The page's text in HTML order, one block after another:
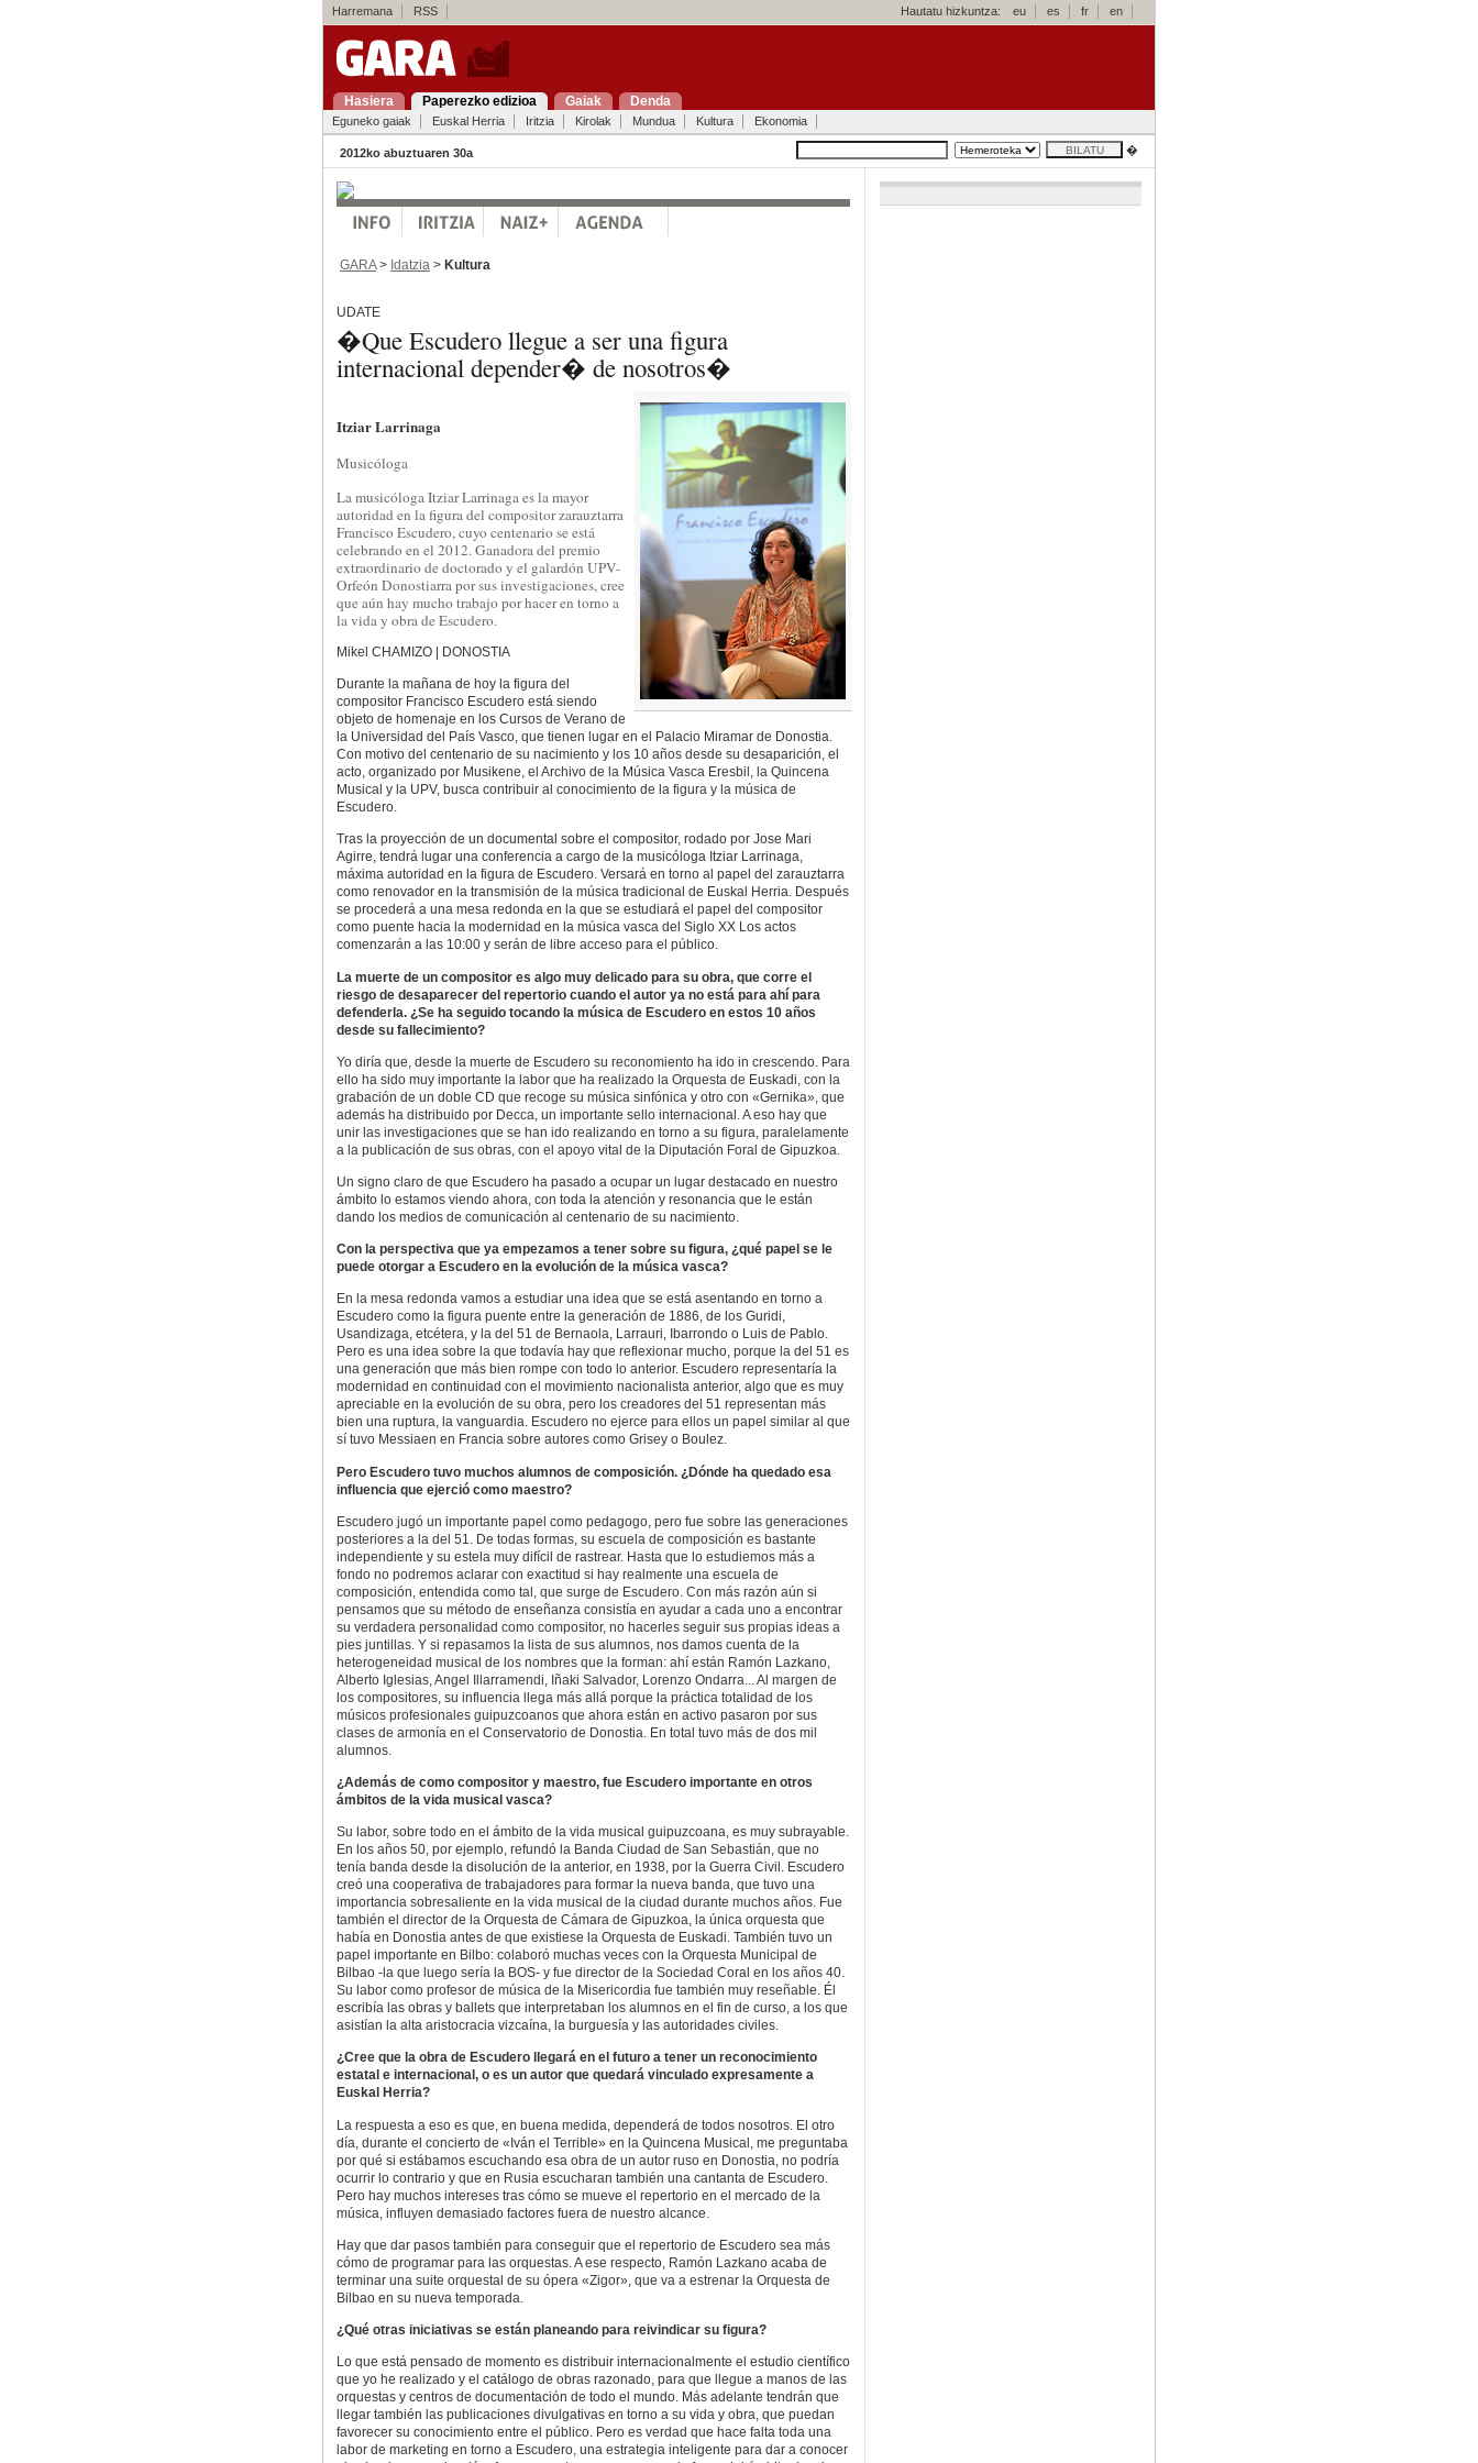
Harremana RSS Hautatu hizkuntza: eu es fr en
Hasiera Paperezko edizioa Gaiak Denda
Eguneko gaiak Euskal Herria Iritzia Kirolak Mundua Kultura Ekonomia
2012ko abuztuaren 30a �
GARA> Idatzia > Kultura
UDATE
�Que Escudero llegue a ser una figura
internacional depender� de nosotros�
Itziar Larrinaga
Musicóloga
La musicóloga Itziar Larrinaga es la mayor
autoridad en la figura del compositor zarauztarra
Francisco Escudero, cuyo centenario se está
celebrando en el 2012. Ganadora del premio
extraordinario de doctorado y el galardón UPV-
Orfeón Donostiarra por sus investigaciones, cree
que aún hay mucho trabajo por hacer en torno a
la vida y obra de Escudero.
Mikel CHAMIZO | DONOSTIA
Durante la mañana de hoy la figura del
compositor Francisco Escudero está siendo
objeto de homenaje en los Cursos de Verano de
la Universidad del País Vasco, que tienen lugar en el Palacio Miramar de Donostia.
Con motivo del centenario de su nacimiento y los 10 años desde su desaparición, el
acto, organizado por Musikene, el Archivo de la Música Vasca Eresbil, la Quincena
Musical y la UPV, busca contribuir al conocimiento de la figura y la música de
Escudero.
Tras la proyección de un documental sobre el compositor, rodado por Jose Mari
Agirre, tendrá lugar una conferencia a cargo de la musicóloga Itziar Larrinaga,
máxima autoridad en la figura de Escudero. Versará en torno al papel del zarauztarra
como renovador en la transmisión de la música tradicional de Euskal Herria. Después
se procederá a una mesa redonda en la que se estudiará el papel del compositor
como puente hacia la modernidad en la música vasca del Siglo XX Los actos
comenzarán a las 10:00 y serán de libre acceso para el público.
La muerte de un compositor es algo muy delicado para su obra, que corre el
riesgo de desaparecer del repertorio cuando el autor ya no está para ahí para
defenderla. ¿Se ha seguido tocando la música de Escudero en estos 10 años
desde su fallecimiento?
Yo diría que, desde la muerte de Escudero su reconomiento ha ido in crescendo. Para
ello ha sido muy importante la labor que ha realizado la Orquesta de Euskadi, con la
grabación de un doble CD que recoge su música sinfónica y otro con «Gernika», que
además ha distribuido por Decca, un importante sello internacional. A eso hay que
unir las investigaciones que se han ido realizando en torno a su figura, paralelamente
a la publicación de sus obras, con el apoyo vital de la Diputación Foral de Gipuzkoa.
Un signo claro de que Escudero ha pasado a ocupar un lugar destacado en nuestro
ámbito lo estamos viendo ahora, con toda la atención y resonancia que le están
dando los medios de comunicación al centenario de su nacimiento.
Con la perspectiva que ya empezamos a tener sobre su figura, ¿qué papel se le
puede otorgar a Escudero en la evolución de la música vasca?
En la mesa redonda vamos a estudiar una idea que se está asentando en torno a
Escudero como la figura puente entre la generación de 1886, de los Guridi,
Usandizaga, etcétera, y la del 51 de Bernaola, Larrauri, Ibarrondo o Luis de Pablo.
Pero es una idea sobre la que todavía hay que reflexionar mucho, porque la del 51 es
una generación que más bien rompe con todo lo anterior. Escudero representaría la
modernidad en continuidad con el movimiento nacionalista anterior, algo que es muy
apreciable en la evolución de su obra, pero los creadores del 51 representan más
bien una ruptura, la vanguardia. Escudero no ejerce para ellos un papel similar al que
sí tuvo Messiaen en Francia sobre autores como Grisey o Boulez.
Pero Escudero tuvo muchos alumnos de composición. ¿Dónde ha quedado esa
influencia que ejerció como maestro?
Escudero jugó un importante papel como pedagogo, pero fue sobre las generaciones
posteriores a la del 51. De todas formas, su escuela de composición es bastante
independiente y su estela muy difícil de rastrear. Hasta que lo estudiemos más a
fondo no podremos aclarar con exactitud si hay realmente una escuela de
composición, entendida como tal, que surge de Escudero. Con más razón aún si
pensamos que su método de enseñanza consistía en ayudar a cada uno a encontrar
su verdadera personalidad como compositor, no hacerles seguir sus propias ideas a
pies juntillas. Y si repasamos la lista de sus alumnos, nos damos cuenta de la
heterogeneidad musical de los nombres que la forman: ahí están Ramón Lazkano,
Alberto Iglesias, Angel Illarramendi, Iñaki Salvador, Lorenzo Ondarra... Al margen de
los compositores, su influencia llega más allá porque la práctica totalidad de los
músicos profesionales guipuzcoanos que ahora están en activo pasaron por sus
clases de armonía en el Conservatorio de Donostia. En total tuvo más de dos mil
alumnos.
¿Además de como compositor y maestro, fue Escudero importante en otros
ámbitos de la vida musical vasca?
Su labor, sobre todo en el ámbito de la vida musical guipuzcoana, es muy subrayable.
En los años 50, por ejemplo, refundó la Banda Ciudad de San Sebastián, que no
tenía banda desde la disolución de la anterior, en 1938, por la Guerra Civil. Escudero
creó una cooperativa de trabajadores para formar la nueva banda, que tuvo una
importancia sobresaliente en la vida musical de la ciudad durante muchos años. Fue
también el director de la Orquesta de Cámara de Gipuzkoa, la única orquesta que
había en Donostia antes de que existiese la Orquesta de Euskadi. También tuvo un
papel importante en Bilbo: colaboró muchas veces con la Orquesta Municipal de
Bilbao -la que luego sería la BOS- y fue director de la Sociedad Coral en los años 40.
Su labor como profesor de música de la Misericordia fue también muy reseñable. Él
escribía las obras y ballets que interpretaban los alumnos en el fin de curso, a los que
asistían la alta aristocracia vizcaína, la burguesía y las autoridades civiles.
¿Cree que la obra de Escudero llegará en el futuro a tener un reconocimiento
estatal e internacional, o es un autor que quedará vinculado expresamente a
Euskal Herria?
La respuesta a eso es que, en buena medida, dependerá de todos nosotros. El otro
día, durante el concierto de «Iván el Terrible» en la Quincena Musical, me preguntaba
por qué si estábamos escuchando esa obra de un autor ruso en Donostia, no podría
ocurrir lo contrario y que en Rusia escucharan también una cantanta de Escudero.
Pero hay muchos intereses tras cómo se mueve el repertorio en el mercado de la
música, influyen demasiado factores fuera de nuestro alcance.
Hay que dar pasos también para conseguir que el repertorio de Escudero sea más
cómo de programar para las orquestas. A ese respecto, Ramón Lazkano acaba de
terminar una suite orquestal de su ópera «Zigor», que va a estrenar la Orquesta de
Bilbao en su nueva temporada.
¿Qué otras iniciativas se están planeando para reivindicar su figura?
Lo que está pensado de momento es distribuir internacionalmente el estudio científico
que yo he realizado y el catálogo de obras razonado, para que llegue a manos de las
orquestas y centros de documentación de todo el mundo. Más adelante tendrán que
llegar también las publicaciones divulgativas en torno a su vida y obra, que puedan
favorecer su conocimiento entre el público. Pero es verdad que hace falta toda una
labor de marketing en torno a Escudero, una estrategia inteligente para dar a conocer